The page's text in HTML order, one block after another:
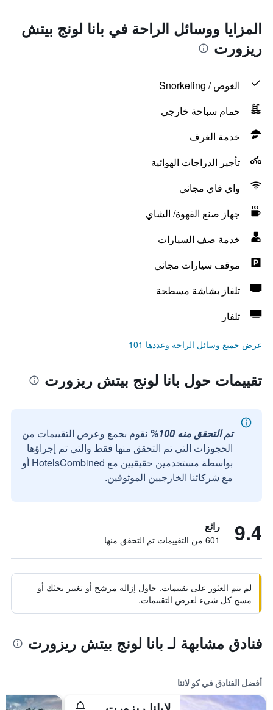
المزايا ووسائل الراحة في بانا لونج بيتش
ريزورت
الغوص / Snorkeling
حمام سباحة خارجي
خدمة الغرف
تأجير الدراجات الهوائية
واي فاي مجاني
جهاز صنع القهوة/ الشاي
خدمة صف السيارات
موقف سيارات مجاني
تلفاز بشاشة مسطحة
تلفاز
عرض جميع وسائل الراحة وعددها 101
تقييمات حول بانا لونج بيتش ريزورت
تم التحقق منه 100%
نقوم بجمع وعرض التقييمات من
الحجوزات التي تم التحقق منها فقط والتي تم إجراؤها
بواسطة مستخدمين حقيقيين مع HotelsCombined أو
مع شركائنا الخارجيين الموثوقين.
9.4 رائع
601 من التقييمات تم التحقق منها
لم يتم العثور على تقييمات. حاول إزالة مرشح أو تغيير بحثك أو
مسح كل شيء لعرض التقييمات.
فنادق مشابهة لـ بانا لونج بيتش ريزورت
أفضل الفنادق في كو لانتا